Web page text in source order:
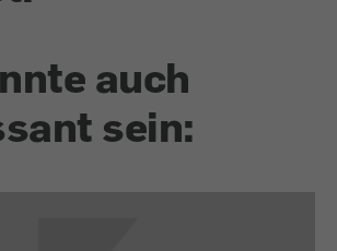
auch
sein: